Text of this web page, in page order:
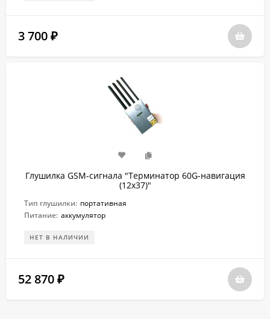
3 700 ₽
Глушилка GSM-сигнала "Терминатор 60G-навигация
(12х37)"
Тип глушилки: портативная
Питание: аккумулятор
НЕТ В НАЛИЧИИ
52 870 ₽